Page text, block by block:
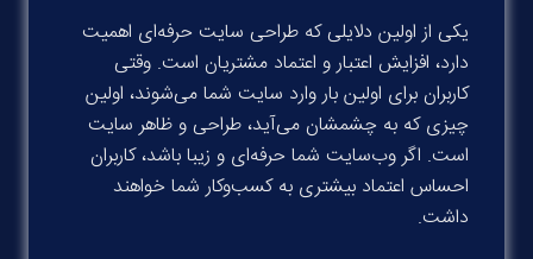
یکی از اولین دلایلی که طراحی سایت حرفه‌ای اهمیت
دارد، افزایش اعتبار و اعتماد مشتریان است. وقتی
کاربران برای اولین بار وارد سایت شما می‌شوند، اولین
چیزی که به چشمشان می‌آید، طراحی و ظاهر سایت
است. اگر وب‌سایت شما حرفه‌ای و زیبا باشد، کاربران
احساس اعتماد بیشتری به کسب‌وکار شما خواهند
داشت.